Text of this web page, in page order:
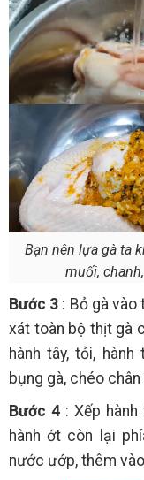
Bạn nên lựa gà ta
muối,
Bước 3 : Bỏ gà vào
xát toàn bộ thịt gà
hành tây, tỏi,
bụng gà, chéo
Bước 4 : Xếp
hành ớt còn lại
nước ướp, thêm